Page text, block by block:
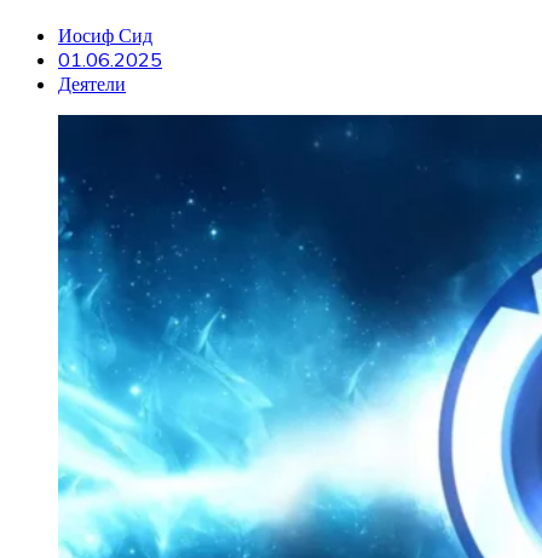
Иосиф Сид
01.06.2025
Деятели